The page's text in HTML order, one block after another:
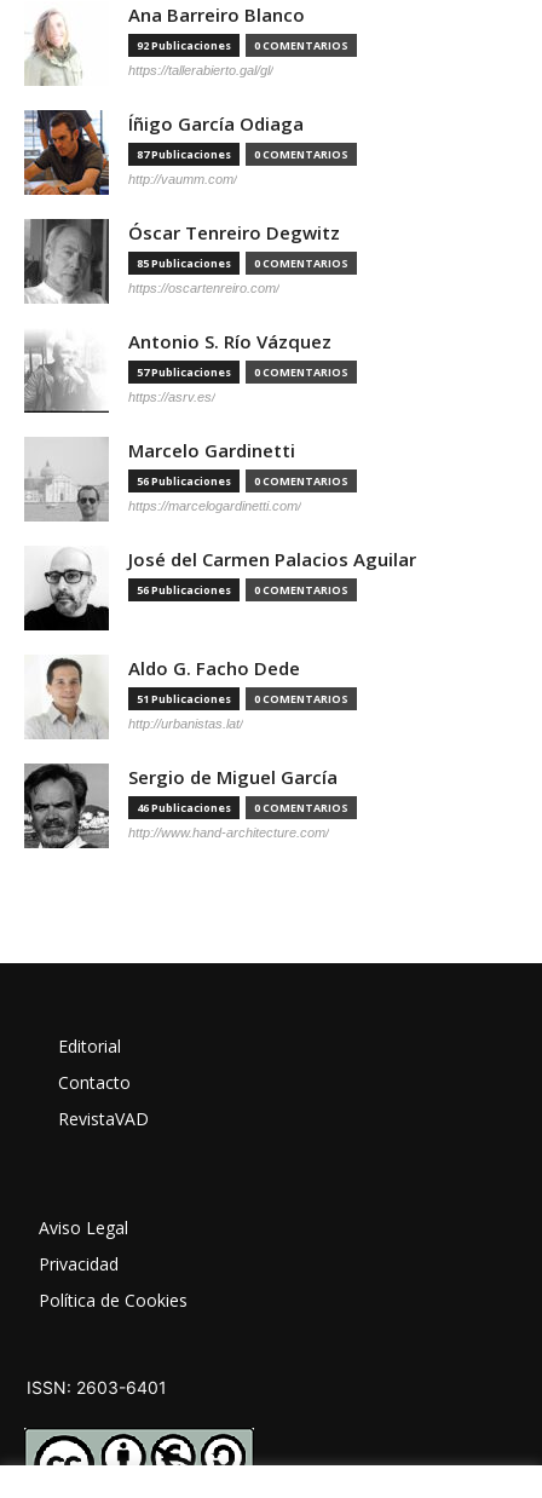
Ana Barreiro Blanco
92 Publicaciones 0 COMENTARIOS
https://tallerabierto.gal/gl/
Íñigo García Odiaga
87 Publicaciones 0 COMENTARIOS
http://vaumm.com/
Óscar Tenreiro Degwitz
85 Publicaciones 0 COMENTARIOS
https://oscartenreiro.com/
Antonio S. Río Vázquez
57 Publicaciones 0 COMENTARIOS
https://asrv.es/
Marcelo Gardinetti
56 Publicaciones 0 COMENTARIOS
https://marcelogardinetti.com/
José del Carmen Palacios Aguilar
56 Publicaciones 0 COMENTARIOS
Aldo G. Facho Dede
51 Publicaciones 0 COMENTARIOS
http://urbanistas.lat/
Sergio de Miguel García
46 Publicaciones 0 COMENTARIOS
http://www.hand-architecture.com/
Editorial
Contacto
RevistaVAD
Aviso Legal
Privacidad
Política de Cookies
ISSN: 2603-6401